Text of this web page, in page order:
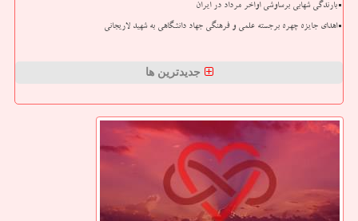
بارندگی شهابی برساوشی اواخر مرداد در ایران
اهدای جایزه چهره برجسته علمی و فرهنگی جهاد دانشگاهی به شهید لاریجانی
جدیدترین ها